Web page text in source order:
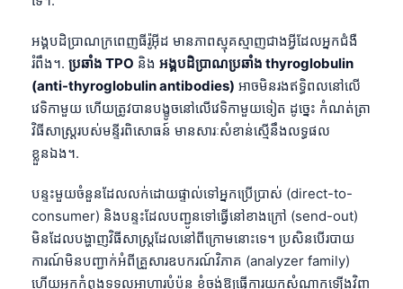
អង្គបដិប្រាណក្រពេញធីរ៉ូអ៊ីដ មានភាពស្មុគស្មាញជាងអ្វីដែលអ្នកជំងឺ
រំពឹង។. ប្រឆាំង TPO និង អង្គបដិប្រាណប្រឆាំង thyroglobulin
(anti-thyroglobulin antibodies) អាចមិនរងឥទ្ធិពលនៅលើ
វេទិកាមួយ ហើយត្រូវបានបង្ខូចនៅលើវេទិកាមួយទៀត ដូច្នេះ កំណត់ត្រា
វិធីសាស្ត្ររបស់មន្ទីរពិសោធន៍ មានសារៈសំខាន់ស្មើនឹងលទ្ធផល
ខ្លួនឯង។.
បន្ទះមួយចំនួនដែលលក់ដោយផ្ទាល់ទៅអ្នកប្រើប្រាស់ (direct-to-
consumer) និងបន្ទះដែលបញ្ជូនទៅធ្វើនៅខាងក្រៅ (send-out)
មិនដែលបង្ហាញវិធីសាស្ត្រដែលនៅពីក្រោមនោះទេ។ ប្រសិនបើរបាយ
ការណ៍មិនបញ្ជាក់អំពីគ្រួសារឧបករណ៍វិភាគ (analyzer family)
ហើយអ្នកកំពុងទទួលអាហារបំប៉ន ខ្ញុំចង់ឱ្យធ្វើការយកសំណាកឡើងវិញ